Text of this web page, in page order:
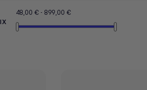
48,00 € - 899,00 €